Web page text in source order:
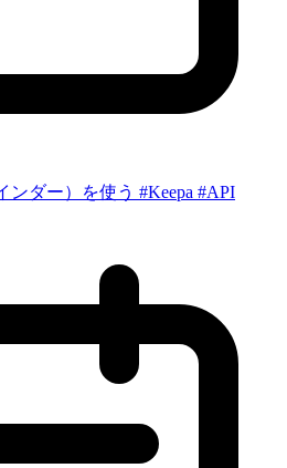
ンダー）を使う #Keepa #API